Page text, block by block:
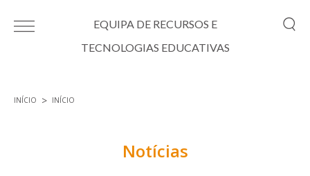
EQUIPA DE RECURSOS E
TECNOLOGIAS EDUCATIVAS
INÍCIO INÍCIO
Notícias